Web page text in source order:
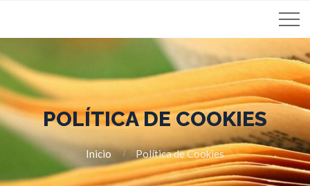
POLÍTICA DE COOKIES
Inicio Política de Cookies